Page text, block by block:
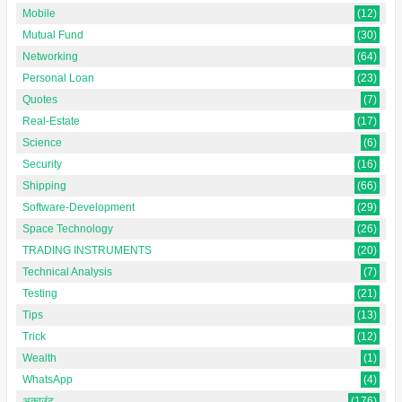
Mobile
(12)
Mutual Fund
(30)
Networking
(64)
Personal Loan
(23)
Quotes
(7)
Real-Estate
(17)
Science
(6)
Security
(16)
Shipping
(66)
Software-Development
(29)
Space Technology
(26)
TRADING INSTRUMENTS
(20)
Technical Analysis
(7)
Testing
(21)
Tips
(13)
Trick
(12)
Wealth
(1)
WhatsApp
(4)